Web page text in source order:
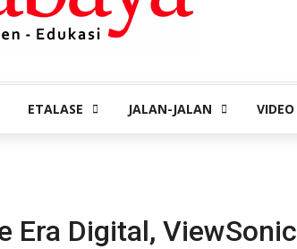
ETALASE JALAN-JALAN VIDEO
Era Digital, ViewSonic